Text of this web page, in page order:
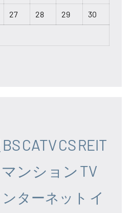
27 28 29 30
BSCATVCSREIT
ンション TV
ターネット イ